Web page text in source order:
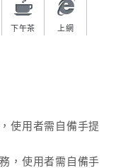
下午茶 上網
使用者需自備手提
，使用者需自備手